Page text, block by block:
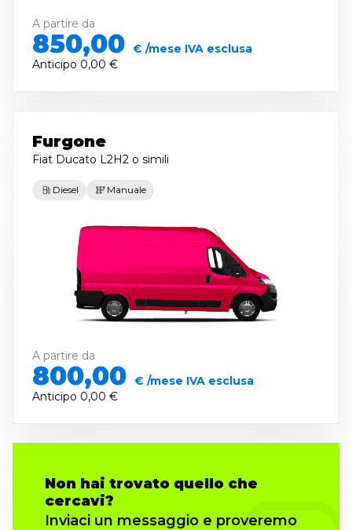
A partire da
850,00 € /mese IVA esclusa
Anticipo 0,00 €
Furgone
Fiat Ducato L2H2 o simili
Diesel Manuale
A partire da
800,00 € /mese IVA esclusa
Anticipo 0,00 €
Non hai trovato quello che
cercavi?
Inviaci un messaggio e proveremo